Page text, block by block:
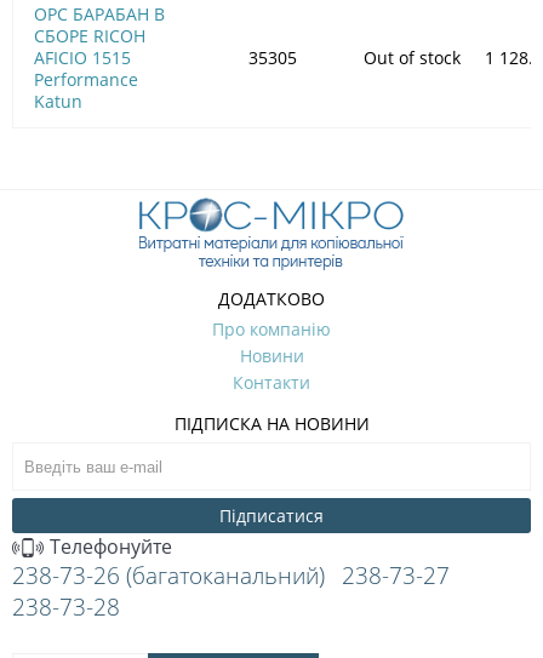
OPC БАРАБАН В
СБОРЕ RICOH
AFICIO 1515
Performance
Katun
35305 Out of stock 1
ДОДАТКОВО
Про компанію
Новини
Контакти
ПІДПИСКА НА НОВИНИ
Підписатися
Телефонуйте
238-73-26 (багатоканальний) 238-73-27
238-73-28